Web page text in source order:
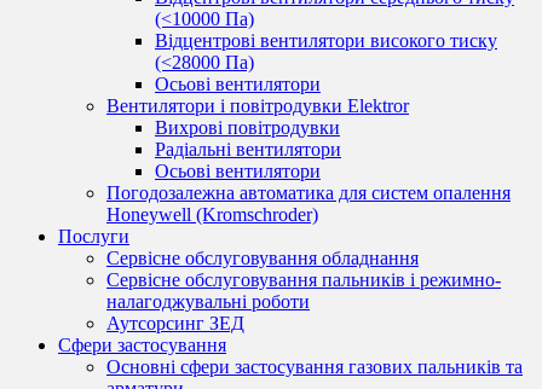
(<10000 Па)
Відцентрові вентилятори високого тиску
(<28000 Па)
Осьові вентилятори
Вентилятори і повітродувки Elektror
Вихрові повітродувки
Радіальні вентилятори
Осьові вентилятори
Погодозалежна автоматика для систем опалення
Honeywell (Kromschroder)
Послуги
Сервісне обслуговування обладнання
Сервісне обслуговування пальників і режимно-
налагоджувальні роботи
Аутсорсинг ЗЕД
Сфери застосування
Основні сфери застосування газових пальників та